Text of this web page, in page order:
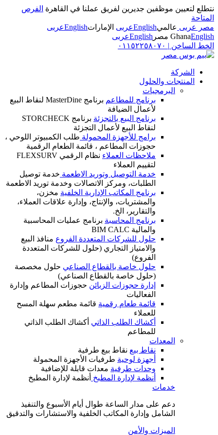
نتطلع لتعيين موظفين جديرين لفريق عملنا في القاهرة الفرص
المتاحة
مصر عربى عالميEnglishعربى الإماراتEnglishعربى
GhanaEnglish مصر Englishعربى
الخط الساخن | ٠١١٥٢٢٥٨٠٧٠
الشركة
المنتجات والحلول
البرمجيات
برنامج للمطاعم
برنامج MasterDine لنقاط البيع
لأعمال الضيافة
برنامج البيع بالتجزئة
برنامج STORCHECK
لنقاط البيع لأعمال التجزئة
برامج للأجهزة المحمولة طلب الكمبيوتر اللوحي ،
حجوزات المطاعم ، قائمة الطعام الرقمية
ملاحظات العملاء
نظام الرقمي FLEXSURV
لتقييم العملاء
خدمة التوصيل وتوريد الاطعمة خدمة توصيل
الطلبات، ومركز الاتصالات وخدمة توريد الاطعمة
برنامج المكاتب الإدارية الخلفية مخزن،
والمشتريات، والإنتاج، وإدارة علاقات العملاء،
والتقارير، الخ.
برنامج المحاسبة برنامج عمليات المحاسبية
والمالية BIM CALC
حلول للشركات المتعددة الفروع منافذ البيع
والامتياز التجاري (حلول للشركات المتعددة
الفروع)
حلول خاصة بالقطاع الصناعي حلول مخصصة
(حلول خاصة بالقطاع الصناعي)
إدارة حجوزات الزبائن حجوزات المطاعم وإدارة
الفعاليات
قائمة طعام رقمية قائمة مطعم سهلة المسح
للعملاء
أكشاك الطلب الذاتي أكشاك الطلب الذاتي
للمطاعم
المعدات
نقاط بيع نقاط بيع طرفية
أجهزة لوحية طرفيات الأجهزة المحمولة
وحدات طرفية معدات قابلة للإضافية
أنظمة لإدارة المطبخ أنظمة لإدارة المطبخ
خدمات
دعم على مدار الساعة طوال أيام الأسبوع والتنفيذ
الشامل وإدارة المكاتب الخلفية والاستشارات والتدقيق
الميزات والأمن